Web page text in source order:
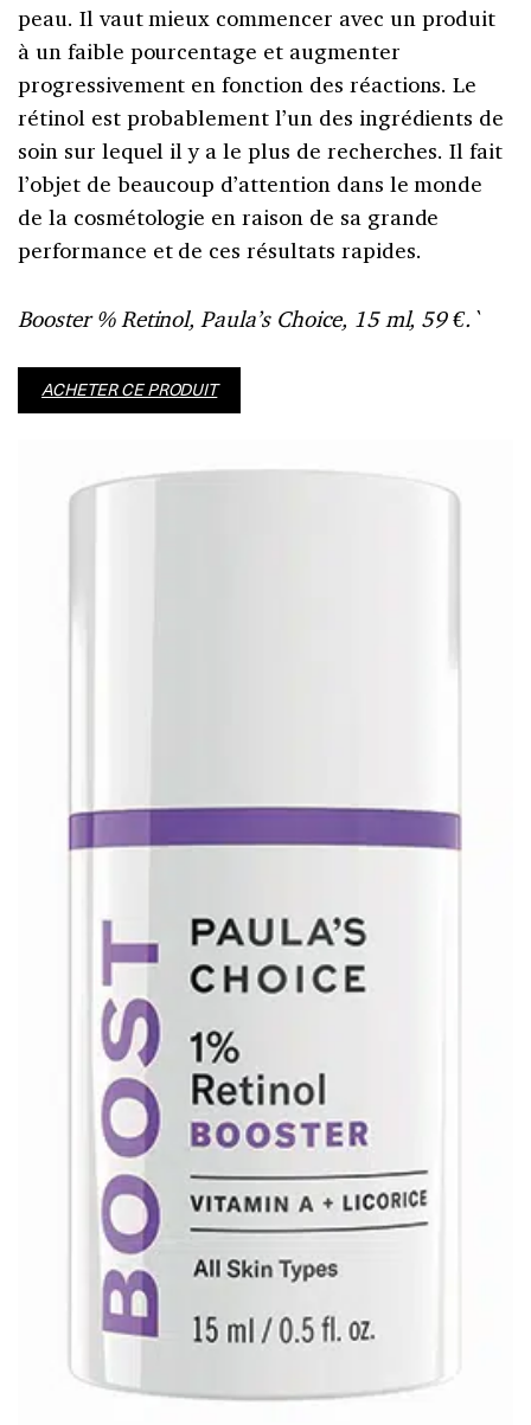
peau. Il vaut mieux commencer avec un produit
à un faible pourcentage et augmenter
progressivement en fonction des réactions. Le
rétinol est probablement l’un des ingrédients de
soin sur lequel il y a le plus de recherches. Il fait
l’objet de beaucoup d’attention dans le monde
de la cosmétologie en raison de sa grande
performance et de ces résultats rapides.
Booster % Retinol, Paula’s Choice, 15 ml, 59 €.`
ACHETER CE PRODUIT